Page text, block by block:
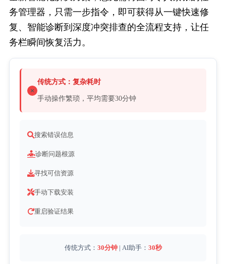
务管理器，只需一步指令，即可获得从一键快速修
复、智能诊断到深度冲突排查的全流程支持，让任
务栏瞬间恢复活力。
传统方式：复杂耗时
手动操作繁琐，平均需要30分钟
搜索错误信息
诊断问题根源
寻找可信资源
手动下载安装
重启验证结果
传统方式： 30分钟 | AI助手： 30秒